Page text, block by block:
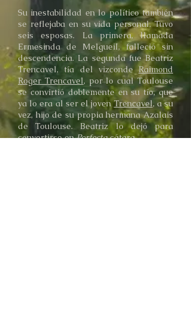
Su inestabilidad en lo político también
se reflejaba en su vida personal. Tuvo
seis esposas. La primera, llamada
Ermesinda de Melgueil, falleció sin
descendencia. La segunda fue Beatriz
Trencavel, tía del vizcondeRaimond
Roger Trencavel, por lo cual Toulouse
se convirtió doblemente en su tío, que
ya lo era al ser el jovenTrencavel, a su
vez, hijo de su propia hermana Azalais
de Toulouse. Beatriz lo dejó para
convertirse enPerfectacátara.